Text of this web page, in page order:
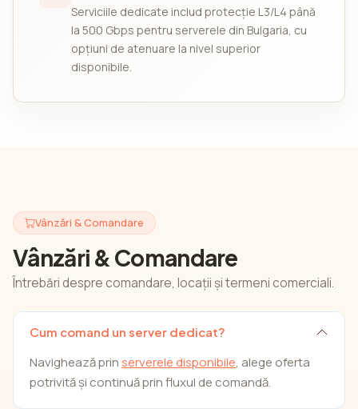
Serviciile dedicate includ protecție L3/L4 până
la 500 Gbps pentru serverele din Bulgaria, cu
opțiuni de atenuare la nivel superior
disponibile.
Vânzări & Comandare
Vânzări & Comandare
Întrebări despre comandare, locații și termeni comerciali.
Cum comand un server dedicat?
Navighează prinserverele disponibile, alege oferta
potrivită și continuă prin fluxul de comandă.